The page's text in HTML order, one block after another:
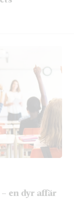
en dyr affär